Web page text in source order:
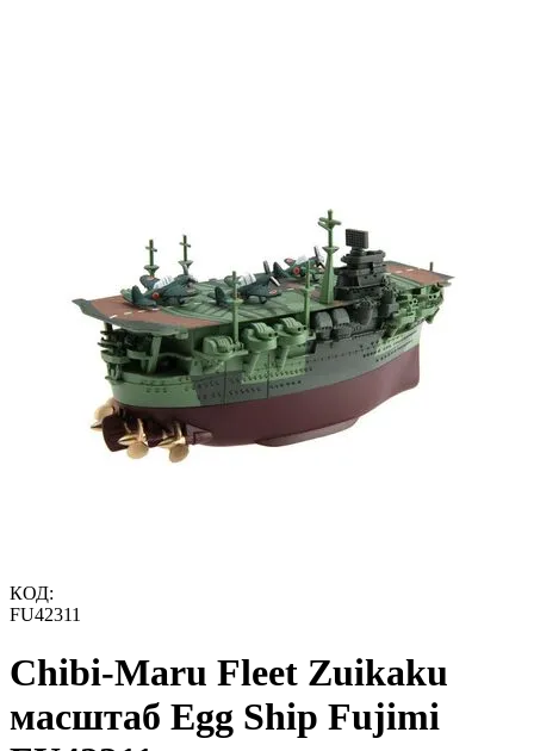
КОД:
FU42311
Chibi-Maru Fleet Zuikaku
масштаб Egg Ship Fujimi